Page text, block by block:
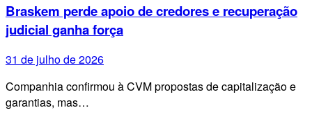
Braskem perde apoio de credores e recuperação
judicial ganha força
31 de julho de 2026
Companhia confirmou à CVM propostas de capitalização e
garantias, mas…